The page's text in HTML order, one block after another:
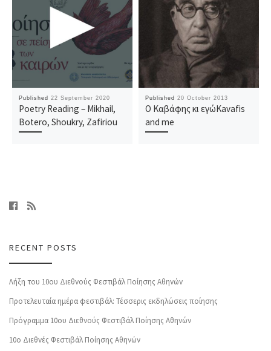
Published 22 September 2020
Poetry Reading – Mikhail,
Botero, Shoukry, Zafiriou
Published 20 October 2013
Ο Καβάφης κι εγώKavafis
and me
RECENT POSTS
Λήξη του 10ου Διεθνούς Φεστιβάλ Ποίησης Αθηνών
Προτελευταία ημέρα φεστιβάλ: Τέσσερις εκδηλώσεις ποίησης
Πρόγραμμα 10ου Διεθνούς Φεστιβάλ Ποίησης Αθηνών
10o Διεθνές Φεστιβάλ Ποίησης Αθηνών